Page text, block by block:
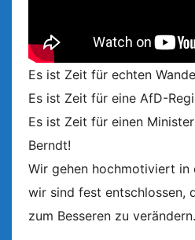
Es ist Zeit für echten
Es ist Zeit für eine AfD-
Es ist Zeit für einen
Berndt!
Wir gehen hochmotiviert in
wir sind fest entschlossen,
zum Besseren zu verändern.